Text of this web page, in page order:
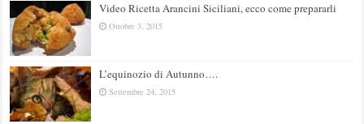
Video Ricetta Arancini Siciliani, ecco come prepararli
Ottobre 3, 2015
L’equinozio di Autunno….
Settembre 24, 2015